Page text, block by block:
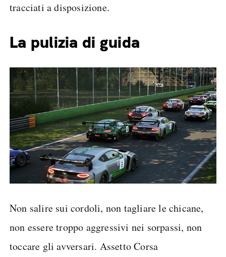
tracciati a disposizione.
La pulizia di guida
Non salire sui cordoli, non tagliare le chicane,
non essere troppo aggressivi nei sorpassi, non
toccare gli avversari. Assetto Corsa